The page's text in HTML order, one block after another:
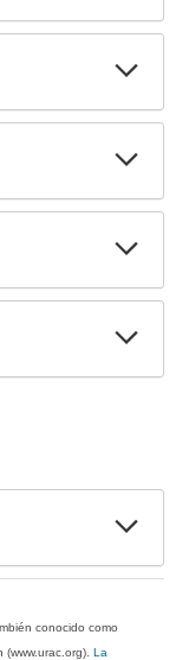
conocido como
(www.urac.org).La